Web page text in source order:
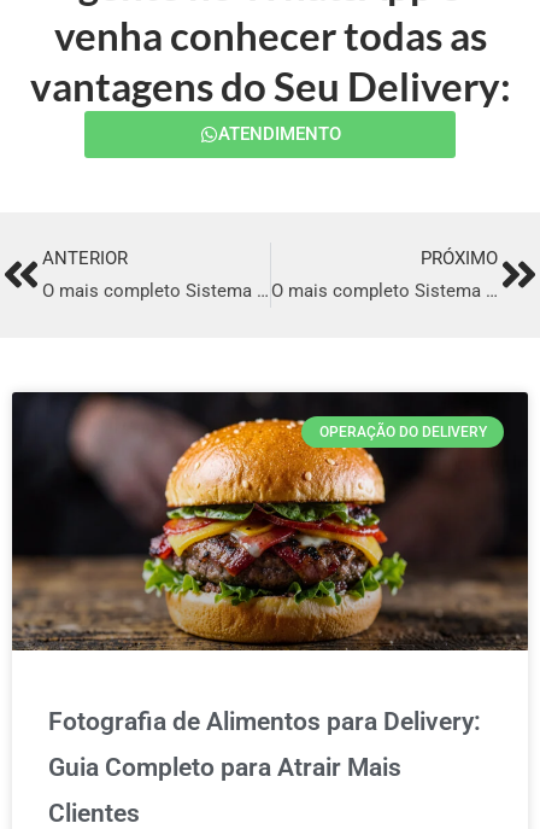
venha conhecer todas as
vantagens do Seu Delivery:
ATENDIMENTO
PrevANTERIOR
O mais completo Sistema para Delivery em Balneário Camboriú
PRÓXIMO
O mais completo Sistema para Delivery em Bento Gonçalves
OPERAÇÃO DO DELIVERY
Fotografia de Alimentos para Delivery:
Guia Completo para Atrair Mais
Clientes